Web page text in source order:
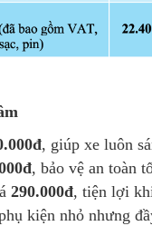
, giúp xe luôn
, bảo vệ an toàn
290.000đ, tiện lợi
kiện nhỏ nhưng